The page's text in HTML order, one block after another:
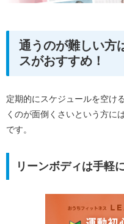
通うのが難しい方
スがおすすめ！
定期的にスケジュールを空け
くのが面倒くさいという方に
です。
リーンボディは手軽